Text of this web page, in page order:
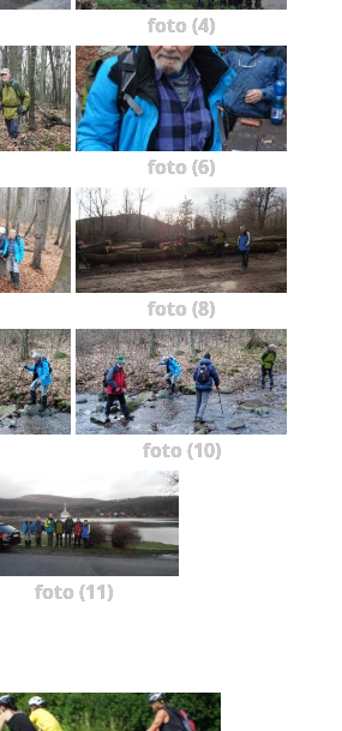
foto (4)
foto (6)
foto (8)
foto (10)
foto (11)